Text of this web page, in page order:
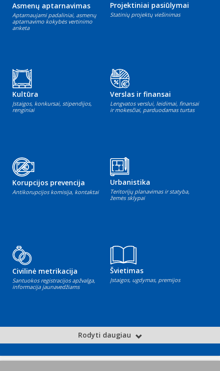
Asmenų aptarnavimas
Aptarnaujami padaliniai, asmenų
aptarnavimo kokybės vertinimo
anketa
Projektiniai pasiūlymai
Statinių projektų viešinimas
Kultūra
Įstaigos, konkursai, stipendijos,
renginiai
Verslas ir finansai
Lengvatos verslui, leidimai, finansai
ir mokesčiai, parduodamas turtas
Korupcijos prevencija
Antikorupcijos komisija, kontaktai
Urbanistika
Teritorijų planavimas ir statyba,
žemės sklypai
Civilinė metrikacija
Santuokos registracijos apžvalga,
informacija jaunavedžiams
Švietimas
Įstaigos, ugdymas, premijos
Rodyti daugiau